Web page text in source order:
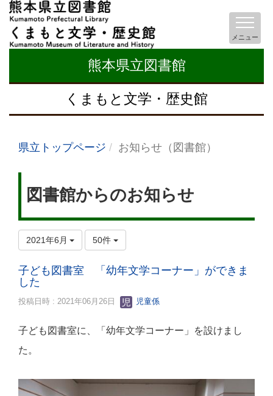
熊本県立図書館
くまもと文学・歴史館
メニュー
県立トップページ お知らせ（図書館）
図書館からのお知らせ
2021年6月 50件
子ども図書室 「幼年文学コーナー」ができま
した
投稿日時 : 2021年06月26日 児童係
子ども図書室に、「幼年文学コーナー」を設けまし
た。